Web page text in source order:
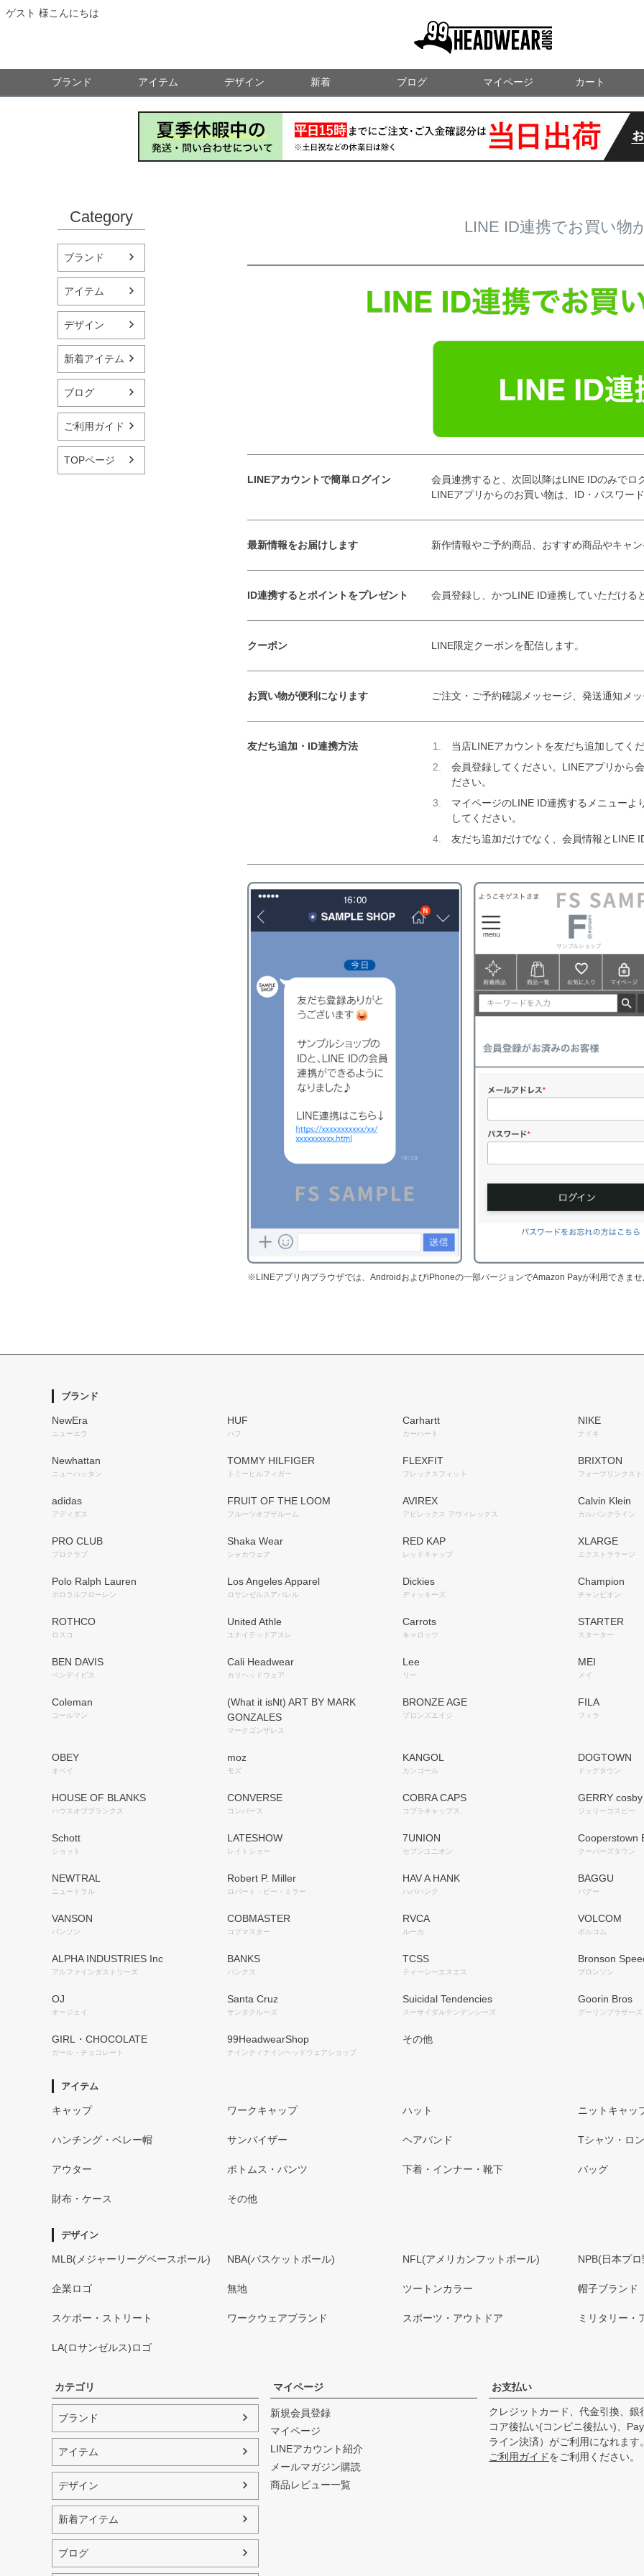
ゲスト 様こんにちは
99HEADWEARSHOP
ブランド
アイテム デザイン 新着 ブログ マイページ カート
Category
ブランド
アイテム
デザイン
新着アイテム
ブログ
ご利用ガイド
TOPページ
LINE ID連携でお買い物
LINEアカウントで簡単ログイン
会員連携すると、次回以降はLINE IDのみでロ
LINEアプリからのお買い物は、ID・パスワー
最新情報をお届けします 新作情報やご予約商品、おすすめ商品やキャ
ID連携するとポイントをプレゼント 会員登録し、かつLINE ID連携していただけ
クーポン LINE限定クーポンを配信します。
お買い物が便利になります ご注文・ご予約確認メッセージ、発送通知メ
友だち追加・ID連携方法
当店LINEアカウントを友だち追加してく
会員登録してください。LINEアプリから
ださい。
マイページのLINE ID連携するメニュー
してください。
友だち追加だけでなく、会員情報とLINE
LINEアプリ内ブラウザでは、AndroidおよびiPhoneの一部バージョンでAmazon Payが利用できま
ブランド
NewEra
ニューエラ
HUF
ハフ
Carhartt
カーハート
NIKE
ナイキ
Newhattan
ニューハッタン
TOMMY HILFIGER
トミーヒルフィガー
FLEXFIT
フレックスフィット
BRIXTON
フォーブリンクス
adidas
アディダス
FRUIT OF THE LOOM
フルーツオブザルーム
AVIREX
アビレックス アヴィレックス
Calvin Klein
カルバンクライン
PRO CLUB
プロクラブ
Shaka Wear
シャカウェア
RED KAP
レッドキャップ
XLARGE
エクストララージ
Polo Ralph Lauren
ポロラルフローレン
Los Angeles Apparel
ロサンゼルスアパレル
Dickies
ディッキーズ
Champion
チャンピオン
ROTHCO
ロスコ
United Athle
ユナイテッドアスレ
Carrots
キャロッツ
STARTER
スターター
BEN DAVIS
ベンデイビス
Cali Headwear
カリヘッドウェア
Lee
リー
MEI
メイ
Coleman
コールマン
(What it isNt) ART BY MARK
GONZALES
マークゴンザレス
BRONZE AGE
ブロンズエイジ
FILA
フィラ
OBEY
オベイ
moz
モズ
KANGOL
カンゴール
DOGTOWN
ドッグタウン
HOUSE OF BLANKS
ハウスオブブランクス
CONVERSE
コンバース
COBRA CAPS
コブラキャップス
GERRY cosby
ジェリーコスビー
Schott
ショット
LATESHOW
レイトショー
7UNION
セブンユニオン
Cooperstown
クーパーズタウン
NEWTRAL
ニュートラル
Robert P. Miller
ロバート・ピー・ミラー
HAV A HANK
ハバハンク
BAGGU
バグー
VANSON
バンソン
COBMASTER
コブマスター
RVCA
ルーカ
VOLCOM
ボルコム
ALPHA INDUSTRIES Inc
アルファインダストリーズ
BANKS
バンクス
TCSS
ティーシーエスエス
Bronson
ブロンソン
OJ
オージェイ
Santa Cruz
サンタクルーズ
Suicidal Tendencies
スーサイダルテンデンシーズ
Goorin Bros
グーリンブラザーズ
GIRL・CHOCOLATE
ガール・チョコレート
99HeadwearShop
ナインティナインヘッドウェアショップ
その他
アイテム
キャップ ワークキャップ ハット ニットキャッ
ハンチング・ベレー帽 サンバイザー ヘアバンド Tシャツ・ロ
アウター ボトムス・パンツ 下着・インナー・靴下 バッグ
財布・ケース その他
デザイン
MLB(メジャーリーグベースボール) NBA(バスケットボール) NFL(アメリカンフットボール) NPB(日本プ
企業ロゴ 無地 ツートンカラー 帽子ブランド
スケボー・ストリート ワークウェアブランド スポーツ・アウトドア ミリタリー・
LA(ロサンゼルス)ロゴ
カテゴリ
ブランド
アイテム
デザイン
新着アイテム
ブログ
マイページ
新規会員登録
マイページ
LINEアカウント紹介
メールマガジン購読
商品レビュー一覧
お支払い
クレジットカード、代金引換、銀
コア後払い(コンビニ後払い)、
ライン決済）がご利用になれます
ご利用ガイドをご利用ください。